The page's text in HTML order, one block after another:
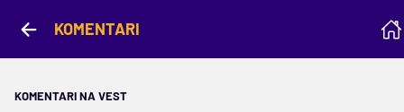
KOMENTARI
KOMENTARI NA VEST